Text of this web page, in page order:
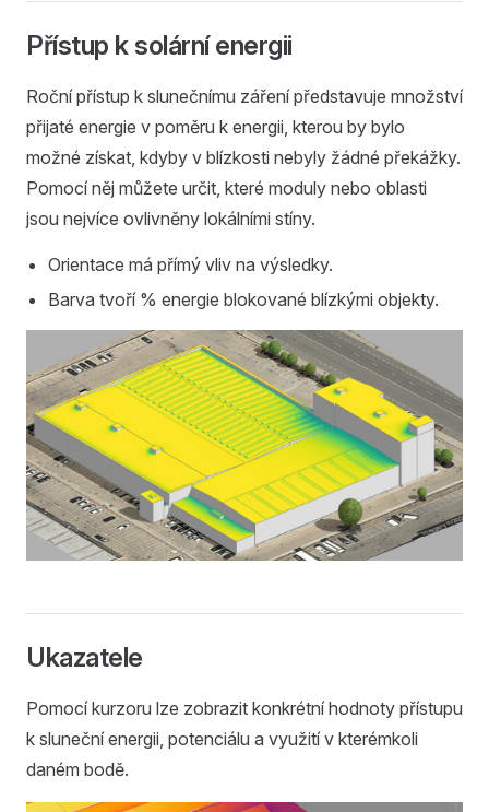
Přístup k solární energii
Roční přístup k slunečnímu záření představuje množství
přijaté energie v poměru k energii, kterou by bylo
možné získat, kdyby v blízkosti nebyly žádné překážky.
Pomocí něj můžete určit, které moduly nebo oblasti
jsou nejvíce ovlivněny lokálními stíny.
Orientace má přímý vliv na výsledky.
Barva tvoří % energie blokované blízkými objekty.
Ukazatele
Pomocí kurzoru lze zobrazit konkrétní hodnoty přístupu
k sluneční energii, potenciálu a využití v kterémkoli
daném bodě.